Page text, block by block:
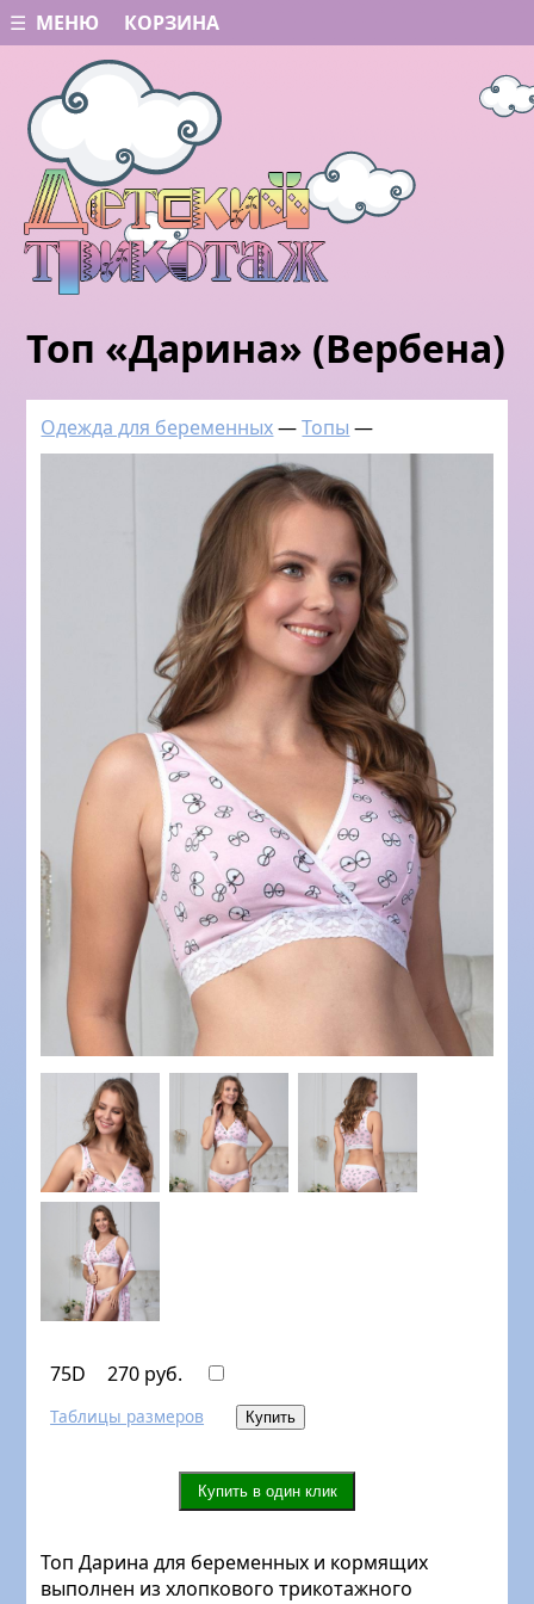
☰ МЕНЮ КОРЗИНА
Топ «Дарина» (Вербена)
Одежда для беременных—Топы —
75D 270 руб.
Таблицы размеров
Топ Дарина для беременных и кормящих
выполнен из хлопкового трикотажного